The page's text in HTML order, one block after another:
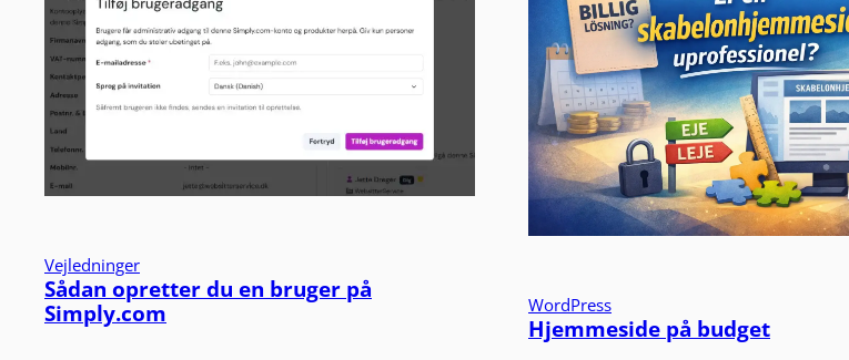
Vejledninger
Sådan opretter du en bruger på
Simply.com
WordPress
Hjemmeside på budget